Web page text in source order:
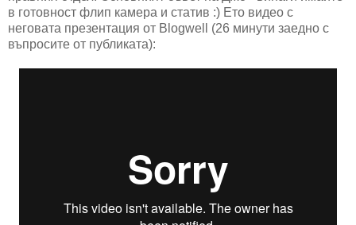
в готовност флип камера и статив :) Ето видео с
неговата презентация от Blogwell (26 минути заедно с
въпросите от публиката):